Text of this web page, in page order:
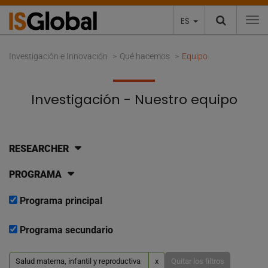
ES
Investigación e Innovación Qué hacemos Equipo
Investigación - Nuestro equipo
RESEARCHER
PROGRAMA
Programa principal
Programa secundario
Salud materna, infantil y reproductiva x Quitar los filtros